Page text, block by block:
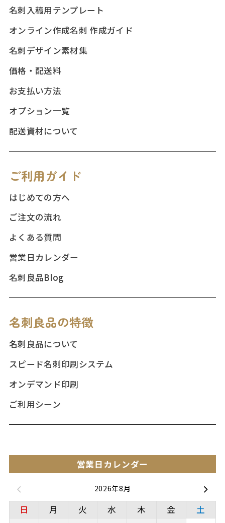
名刺入稿用テンプレート
オンライン作成名刺 作成ガイド
名刺デザイン素材集
価格・配送料
お支払い方法
オプション一覧
配送資材について
ご利用ガイド
はじめての方へ
ご注文の流れ
よくある質問
営業日カレンダー
名刺良品Blog
名刺良品の特徴
名刺良品について
スピード名刺印刷システム
オンデマンド印刷
ご利用シーン
営業日カレンダー
2026年8月
日 月 火 水 木 金 土